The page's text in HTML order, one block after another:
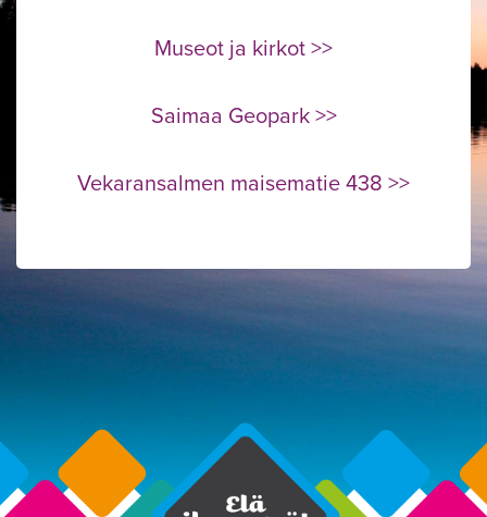
Museot ja kirkot >>
Saimaa Geopark >>
Vekaransalmen maisematie 438 >>
Alavalikko